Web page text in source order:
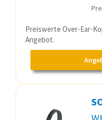
Preiswerte Over-Ear-
Angebot.